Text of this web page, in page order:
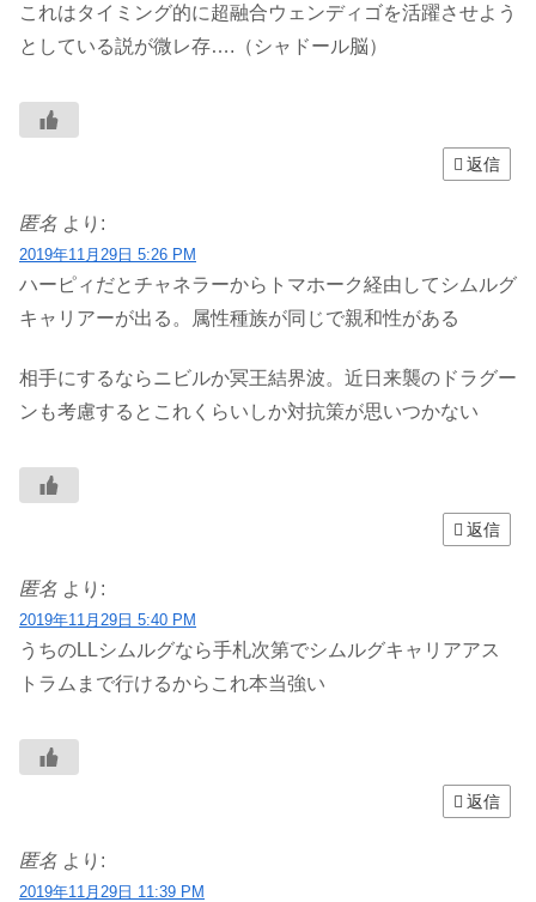
これはタイミング的に超融合ウェンディゴを活躍させよう
としている説が微レ存….（シャドール脳）
返信
匿名 より:
2019年11月29日 5:26 PM
ハーピィだとチャネラーからトマホーク経由してシムルグ
キャリアーが出る。属性種族が同じで親和性がある
相手にするならニビルか冥王結界波。近日来襲のドラグー
ンも考慮するとこれくらいしか対抗策が思いつかない
返信
匿名 より:
2019年11月29日 5:40 PM
うちのLLシムルグなら手札次第でシムルグキャリアアス
トラムまで行けるからこれ本当強い
返信
匿名 より:
2019年11月29日 11:39 PM